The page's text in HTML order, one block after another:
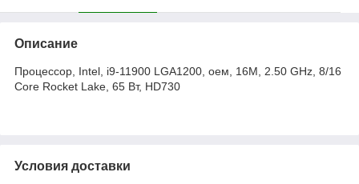
Описание
Процессор, Intel, i9-11900 LGA1200, оем, 16M, 2.50 GHz, 8/16
Core Rocket Lake, 65 Вт, HD730
Условия доставки